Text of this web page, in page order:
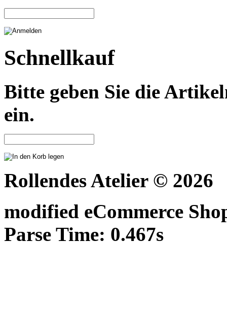
Schnellkauf
Bitte geben Sie die
ein.
Rollendes Atelier © 2026
modified eCommerce
Parse Time: 0.467s